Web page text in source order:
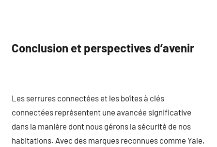
Conclusion et perspectives d’avenir
Les serrures connectées et les boîtes à clés
connectées représentent une avancée significative
dans la manière dont nous gérons la sécurité de nos
habitations. Avec des marques reconnues comme Yale,